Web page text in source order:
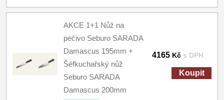
AKCE 1+1 Nůž na
pečivo Seburo SARADA
Damascus 195mm +
Šéfkuchařský nůž
Seburo SARADA
Damascus 200mm
4165 Kč s DPH
Koupit